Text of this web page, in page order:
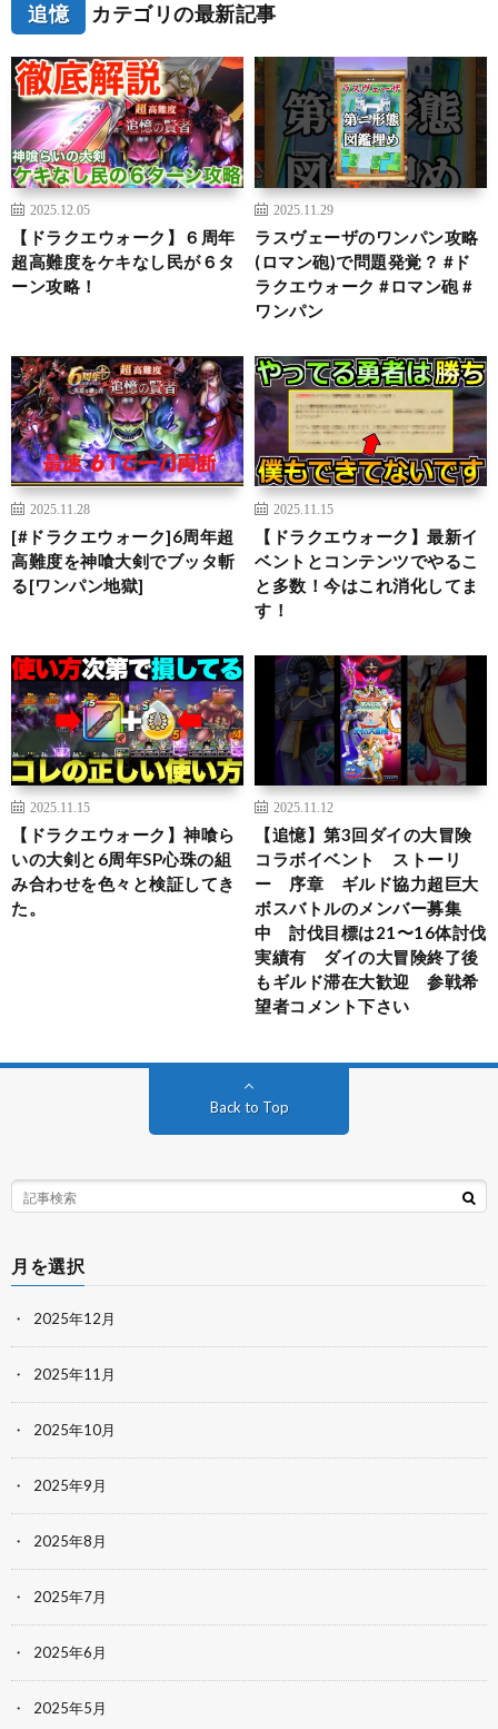
追憶 カテゴリの最新記事
2025.12.05
【ドラクエウォーク】６周年
超高難度をケキなし民が６タ
ーン攻略！
2025.11.29
ラスヴェーザのワンパン攻略
(ロマン砲)で問題発覚？ #ド
ラクエウォーク #ロマン砲 #
ワンパン
2025.11.28
[#ドラクエウォーク]6周年超
高難度を神喰大剣でブッタ斬
る[ワンパン地獄]
2025.11.15
【ドラクエウォーク】最新イ
ベントとコンテンツでやるこ
と多数！今はこれ消化してま
す！
2025.11.15
【ドラクエウォーク】神喰ら
いの大剣と6周年SP心珠の組
み合わせを色々と検証してき
た。
2025.11.12
【追憶】第3回ダイの大冒険
コラボイベント ストーリ
ー 序章 ギルド協力超巨大
ボスバトルのメンバー募集
中 討伐目標は21〜16体討伐
実績有 ダイの大冒険終了後
もギルド滞在大歓迎 参戦希
望者コメント下さい
Back to Top
月を選択
2025年12月
2025年11月
2025年10月
2025年9月
2025年8月
2025年7月
2025年6月
2025年5月